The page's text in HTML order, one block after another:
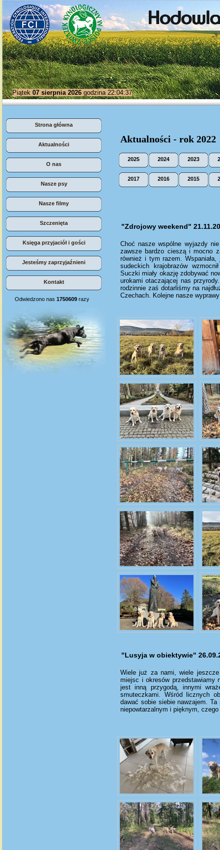
Piątek 07 sierpnia 2026 godzina 22:04:37
Strona główna
Aktualności
O nas
Nasze psy
Nasze filmy
Szczenięta
Księga przyjaciół i gości
Jesteśmy zaprzyjaźnieni
Kontakt
Odwiedzono nas 1750609 razy
Aktualności - rok 2022
2025 2024 2023
2017 2016 2015
"Zdrojowy weekend"
Choć nasze wspólne wyjazdy
zawsze bardzo cieszą i mocno
również i tym razem.
sudeckich krajobrazów
Suczki miały okazję zdobywać
urokami otaczającej nas
rodzinnie zaś dotarliśmy na
Czechach. Kolejne nasze
"Lusyja w obiektywie"
Wiele już za nami, wiele
miejsc i okresów przedstawiamy
jest inną przygodą, innymi
smuteczkami. Wśród licznych
dawać sobie siebie nawzajem.
niepowtarzalnym i pięknym,